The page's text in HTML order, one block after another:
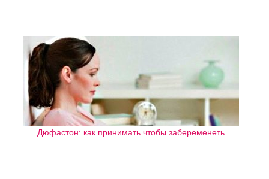
Дюфастон: как принимать чтобы забеременеть